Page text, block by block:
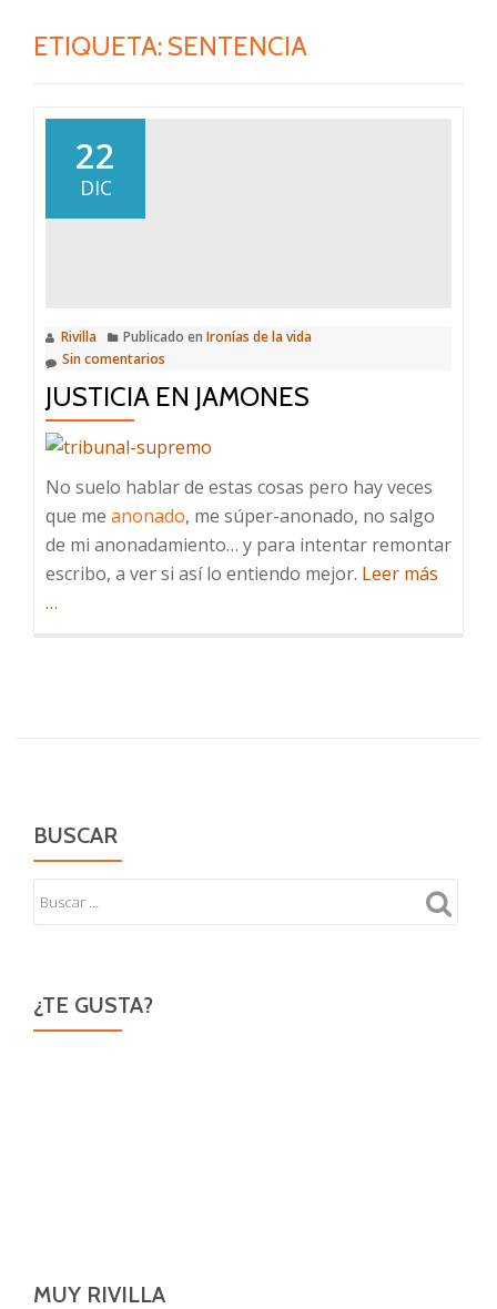
ETIQUETA: SENTENCIA
22
DIC
Rivilla Publicado en Ironías de la vida
Sin comentarios
JUSTICIA EN JAMONES
No suelo hablar de estas cosas pero hay veces
que me anonado, me súper-anonado, no salgo
de mi anonadamiento… y para intentar remontar
escribo, a ver si así lo entiendo mejor. Leer más
…
BUSCAR
¿TE GUSTA?
MUY RIVILLA